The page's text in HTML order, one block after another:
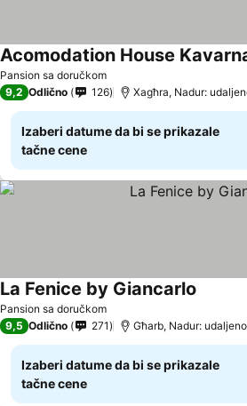
Pansion sa doručkom
Acomodation House
9,2 Odlično 126 Xagħra, Nadur:
Izaberi datume da bi se prikazale
tačne cene
Pansion sa doručkom
La Fenice by Giancarlo
9,5 Odlično 271 Għarb, Nadur:
Izaberi datume da bi se prikazale
tačne cene